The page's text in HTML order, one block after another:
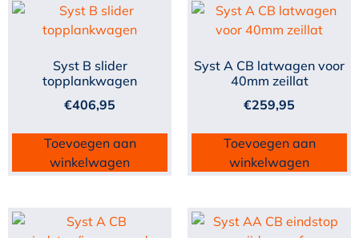
Syst B slider
topplankwagen
€406,95
Toevoegen aan
winkelwagen
Syst A CB latwagen voor
40mm zeillat
€259,95
Toevoegen aan
winkelwagen